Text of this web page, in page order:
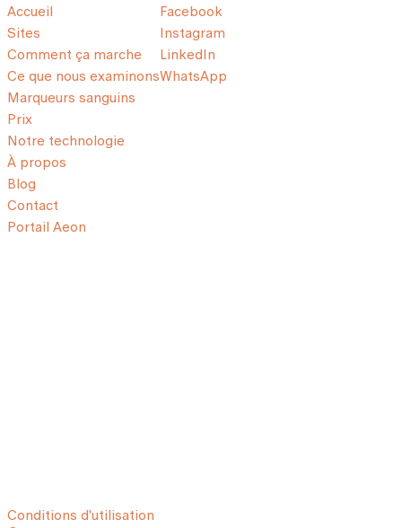
Accueil
Sites
Comment ça marche
Ce que nous examinons
Marqueurs sanguins
Prix
Notre technologie
À propos
Blog
Contact
Portail Aeon
Facebook
Instagram
LinkedIn
WhatsApp
Conditions d'utilisation